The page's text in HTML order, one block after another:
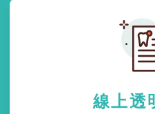
線上透